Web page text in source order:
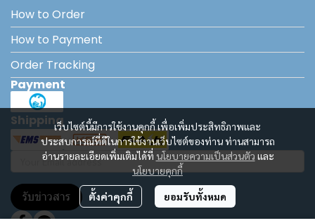
เว็บไซต์นี้มีการใช้งานคุกกี้ เพื่อเพิ่มประสิทธิภาพและ
ประสบการณ์ที่ดีในการใช้งานเว็บไซต์ของท่าน ท่านสามารถ
อ่านรายละเอียดเพิ่มเติมได้ที่ นโยบายความเป็นส่วนตัว และ
นโยบายคุกกี้
ตั้งค่าคุกกี้ ยอมรับทั้งหมด
How to Order
How to Payment
Order Tracking
Payment
Shipping
รับข่าวสาร